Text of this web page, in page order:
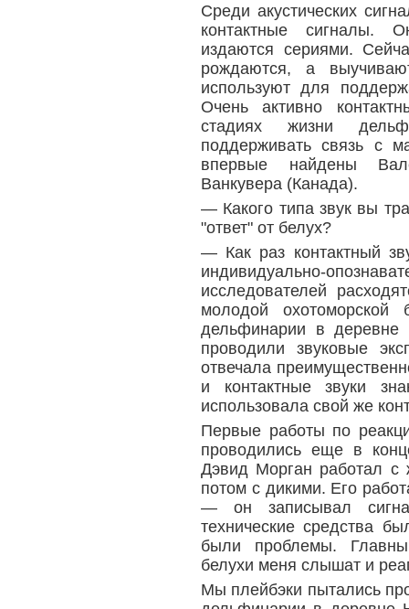
Среди акустических
контактные сигналы.
издаются сериями.
рождаются, а
используют для
Очень активно
стадиях жизни
поддерживать связь с
впервые найдены
Ванкувера (Канада).
— Какого типа звук вы
"ответ" от белух?
— Как раз контактный
индивидуально-
исследователей
молодой
дельфинарии в
проводили звуковые
отвечала
и контактные звуки
использовала свой же
Первые работы по
проводились еще в
Дэвид Морган работал с
потом с дикими. Его
— он записывал
технические средства
были проблемы.
белухи меня слышат и
Мы плейбэки пытались